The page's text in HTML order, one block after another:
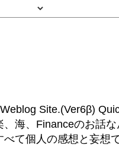
Site.(Ver6β)
海、Financeのお話な
て個人の感想と妄想で